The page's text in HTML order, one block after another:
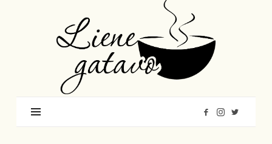
Gatavo
–
Mana
garšu
pasaule